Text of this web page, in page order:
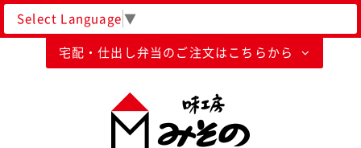
Select Language▼
宅配・仕出し弁当のご注文はこちらから